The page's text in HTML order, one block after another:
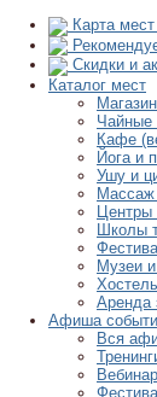
Карта
Скидки и
Каталог мест
Чайные
Кафе
Йога и
Ушу и
Центры
Школы
Музеи
Аренда
Афиша
Вся